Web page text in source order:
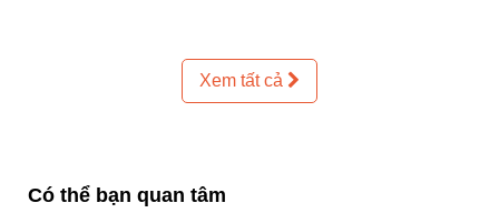
Xem tất cả
Có thể bạn quan tâm